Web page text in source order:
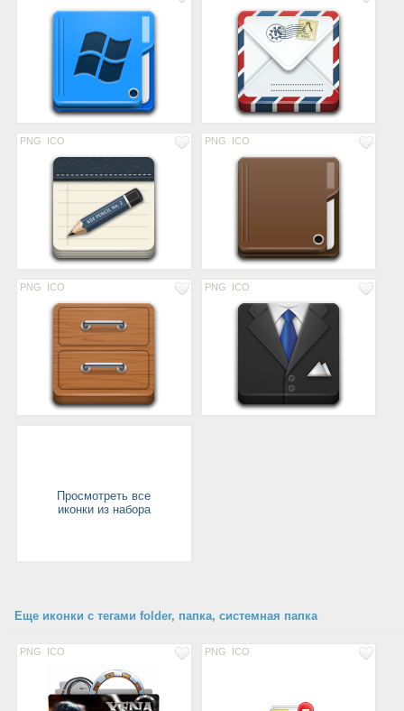
PNG ICO PNG ICO
PNG ICO PNG ICO
Просмотреть все
иконки из набора
Еще иконки с тегами folder, папка, системная папка
PNG ICO PNG ICO